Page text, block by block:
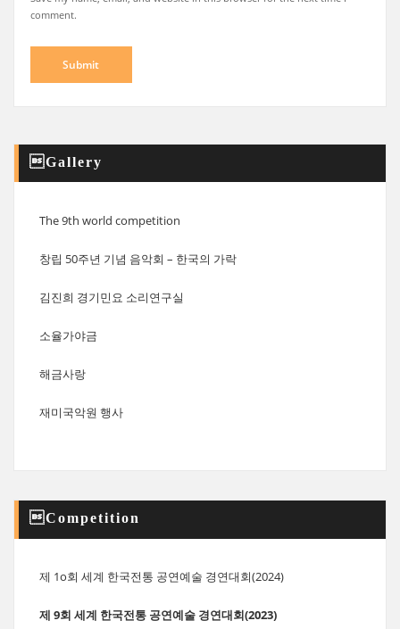
comment.
Gallery
The 9th world competition
창립 50주년 기념 음악회 – 한국의 가락
김진희 경기민요 소리연구실
소율가야금
해금사랑
재미국악원 행사
Competition
제 1o회 세계 한국전통 공연예술 경연대회(2024)
제 9회 세계 한국전통 공연예술 경연대회(2023)